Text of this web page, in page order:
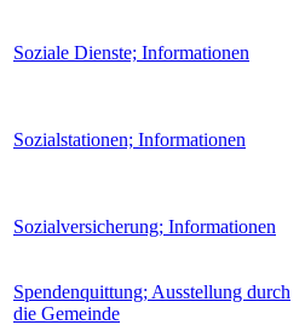
Soziale Dienste; Informationen
Sozialstationen; Informationen
Sozialversicherung; Informationen
Spendenquittung; Ausstellung durch
die Gemeinde